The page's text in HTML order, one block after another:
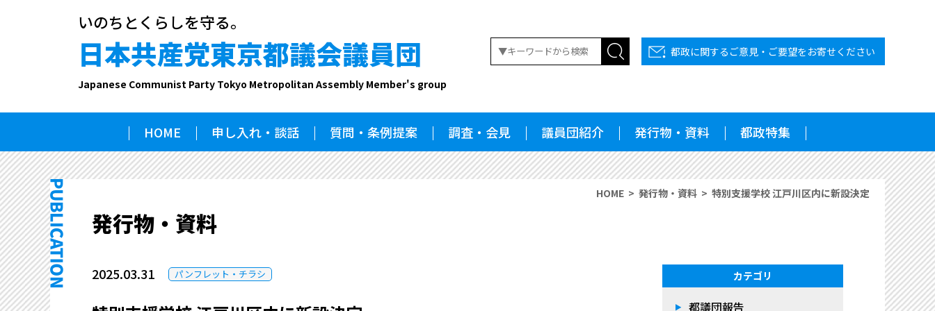
いのちとくらしを守る。
日本共産党東京都議会議員団
Japanese Communist Party Tokyo Metropolitan Assembly Member's group
都政に関するご意見・ご要望をお寄せください
HOME 申し入れ・談話 質問・条例提案 調査・会見 議員団紹介 発行物・資料 都政特集
HOME 発行物・資料 特別支援学校 江戸川区内に新設決定
発行物・資料
2025.03.31 パンフレット・チラシ カテゴリ
都議団報告